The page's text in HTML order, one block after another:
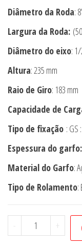
Diâmetro da Roda:
Largura da Roda:
Diâmetro do eixo:
Altura: 235 mm
Raio de Giro: 183 mm
Capacidade de
Tipo de fixação :
Espessura do garfo:
Material do Garfo:
Tipo de Rolamento:
-
Rodízio
GS
+